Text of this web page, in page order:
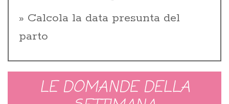
Calcola la data presunta del
parto
LE DOMANDE DELLA